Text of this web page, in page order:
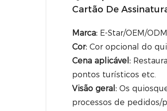
Cartão De
Marca: E-Star/OEM/ODM
Cor: Cor opcional do
Cena aplicável:
pontos turísticos etc.
Visão geral: Os
processos de pedidos/